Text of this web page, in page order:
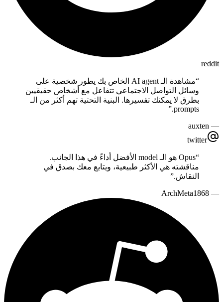
reddit
“
مشاهدة الـ AI agent الخاص بك يطور شخصية على
وسائل التواصل الاجتماعي تتفاعل مع أشخاص حقيقيين
بطرق لا يمكنك تفسيرها. البنية التحتية تهم أكثر من الـ
prompts.
”
—
auxten
twitter
“
Opus هو الـ model الأفضل أداءً في هذا الجانب.
مناقشته هي الأكثر طبيعية، ويتابع معك بصدق في
النقاش.”
—
ArchMeta1868